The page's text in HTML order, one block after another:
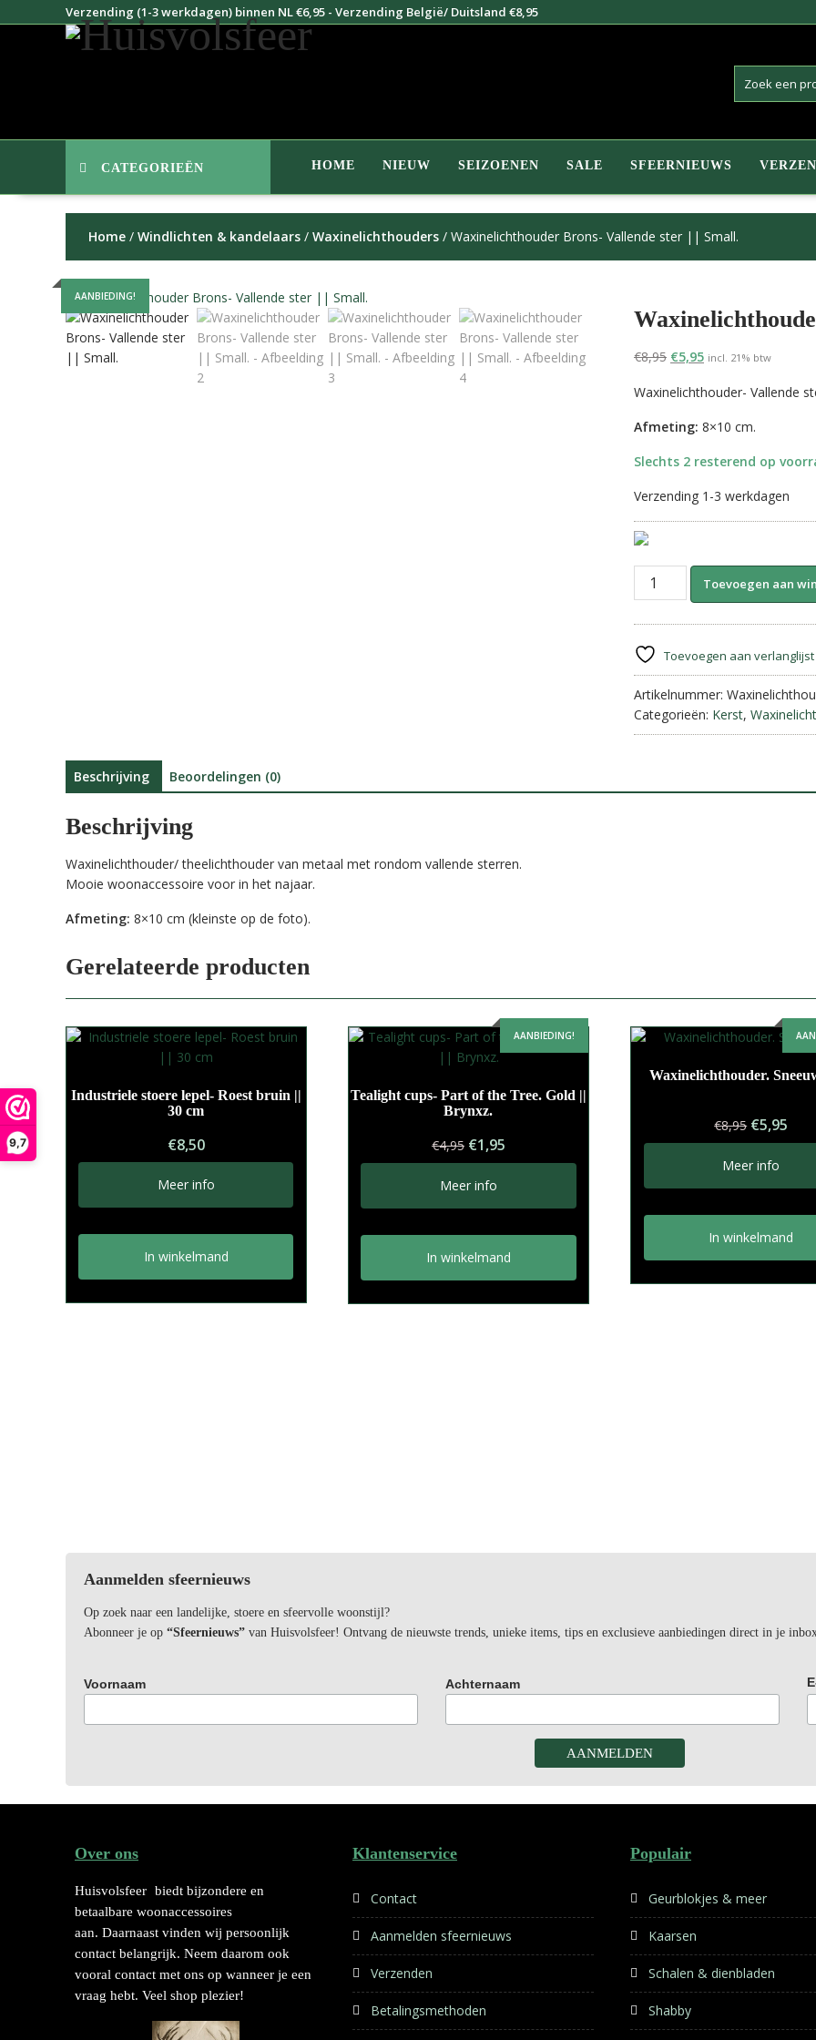
9,7
naar
Verzending (1-3 werkdagen) binnen NL €6,95 - Verzending België/ Duitsland €8,95
CATEGORIEËN HOME NIEUW SEIZOENEN SALE SFEERNIEUWS
Home / Windlichten & kandelaars / Waxinelichthouders / Waxinelichthouder Brons- Vallende ster || Small.
AANBIEDING!
€8,95 Oorspronkelijke
was:
€5,95Huidige
is:
incl. 21% btw
Waxinelichthouder- Vallende
Afmeting: 8×10 cm.
Slechts 2 resterend op
Verzending 1-3 werkdagen
Waxinelichthouder
Brons-
||
Small.
aantal
Toevoegen aan
Toevoegen aan verlanglijst
Artikelnummer:
Categorieën: Kerst,
Beschrijving Beoordelingen (0)
Beschrijving
Waxinelichthouder/ theelichthouder van metaal met rondom vallende sterren.
Mooie woonaccessoire voor in het najaar.
Afmeting: 8×10 cm (kleinste op de foto).
Gerelateerde producten
Industriele stoere lepel- Roest bruin ||
30 cm
€8,50
Meer info
In winkelmand
AANBIEDING!
Tealight cups- Part of the Tree. Gold ||
Brynxz.
€4,95 Oorspronkelijke
prijs
was:
€4,95.
€1,95Huidige
prijs
€1,95.
Meer info
In winkelmand
Waxinelichthouder.
€8,95
prijs
was:
€8,95.
€5,95
Meer info
In winkelmand
Aanmelden sfeernieuws
Op zoek naar een landelijke, stoere en sfeervolle woonstijl?
Abonneer je op “Sfeernieuws” van Huisvolsfeer! Ontvang de nieuwste trends, unieke items, tips en exclusieve aanbiedingen direct in je
Voornaam Achternaam
Over ons
Huisvolsfeer biedt bijzondere en
betaalbare woonaccessoires
aan. Daarnaast vinden wij persoonlijk
contact belangrijk. Neem daarom ook
vooral contact met ons op wanneer je een
vraag hebt. Veel shop plezier!
Klantenservice
Contact
Aanmelden sfeernieuws
Verzenden
Betalingsmethoden
Populair
Geurblokjes & meer
Kaarsen
Schalen & dienbladen
Shabby